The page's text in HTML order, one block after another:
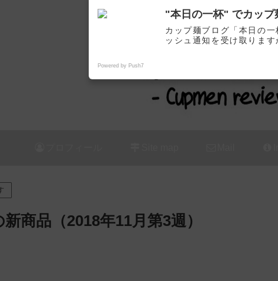
カップ麺の新商品をレビュ
商品（2018年11月第3週）
"本日の一杯" でカップ
カップ麺ブログ「本日の
ッシュ通知を受け取りま
Powered by Push7